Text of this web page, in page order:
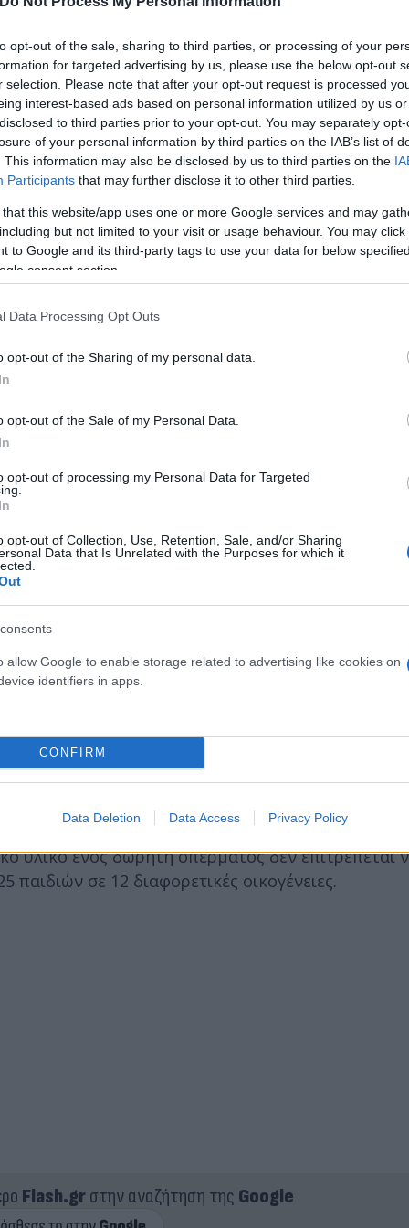
opt-out of the sale, sharing to third parties, or processing of your
for targeted advertising by us, please use the below opt-out
selection. Please note that after your opt-out request is processed
interest-based ads based on personal information utilized by us
to third parties prior to your opt-out. You may separately
of your personal information by third parties on the IAB’s list of
This information may also be disclosed by us to third parties on the
Participants that may further disclose it to other third parties.
that this website/app uses one or more Google services and may
but not limited to your visit or usage behaviour. You may
to Google and its third-party tags to use your data for below
consent section.
Data Processing Opt Outs
opt-out of the Sharing of my personal data.
opt-out of the Sale of my Personal Data.
opt-out of processing my Personal Data for Targeted
opt-out of Collection, Use, Retention, Sale, and/or Sharing
Data that Is Unrelated with the Purposes for which it
allow Google to enable storage related to advertising like cookies on
identifiers in apps.
CONFIRM
Data Deletion Data Access Privacy Policy
στην ιστορία του «Άνδρα με τα χιλιάδες
καιρό μετά την προβολή του ντοκιμαντέρ, ο
στην παραγωγή. Δήλωσε μεταξύ άλλων ότι
ή ότι επρόκειτο για «τυραννικές μητέρες»,
Ο Ολλανδός χαρακτήρισε «γελοία
μέσω δωρεάς». Μία συγκεκριμένη
κατηγόρησε ότι είχε κακή συμπεριφορά
κανάλι του στο YouTube.
και την φήμη των γονέων και παραβίασαν την
ο Μέιγερ δεν επιτρέπεται στο εξής να κάνει
σπέρματος, ούτε για τους γονείς τους. Θα
έκανε αρνητικά σχόλια για αυτές τις
θα προσφύγει κατά του Netflix για το
παιδιών που αναφέρεται στην ταινία είναι
αριθμός των παιδιών δεν ξεπερνά τα 550.
άλλο δικαστήριο του απαγόρευσε να
550-600 παιδιών, από το 2007 και μετά.
υλικό ενός δωρητή σπέρματος δεν επιτρέπεται
σε 12 διαφορετικές οικογένειες.
Flash.grστην αναζήτηση της Google